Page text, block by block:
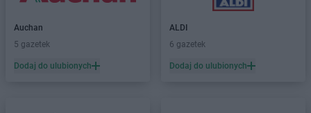
Auchan
5 gazetek
Dodaj do ulubionych
ALDI
6 gazetek
Dodaj do ulubionych